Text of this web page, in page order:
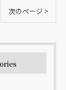
次のページ >